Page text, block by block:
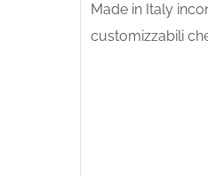
Made in Italy
customizzabili